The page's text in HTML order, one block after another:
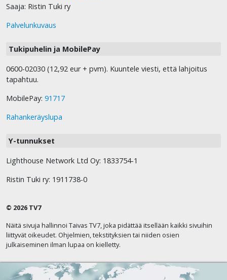
Saaja: Ristin Tuki ry
Palvelunkuvaus
Tukipuhelin ja MobilePay
0600-02030 (12,92 eur + pvm). Kuuntele viesti, että lahjoitus
tapahtuu.
MobilePay: 91717
Rahankeräyslupa
Y-tunnukset
Lighthouse Network Ltd Oy: 1833754-1
Ristin Tuki ry: 1911738-0
© 2026 TV7
Näitä sivuja hallinnoi Taivas TV7, joka pidättää itsellään kaikki sivuihin
liittyvät oikeudet. Ohjelmien, tekstityksien tai niiden osien
julkaiseminen ilman lupaa on kielletty.